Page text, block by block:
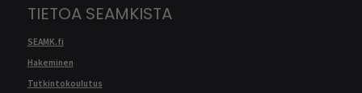
TIETOA SEAMKISTA
SEAMK.fi
Hakeminen
Tutkintokoulutus